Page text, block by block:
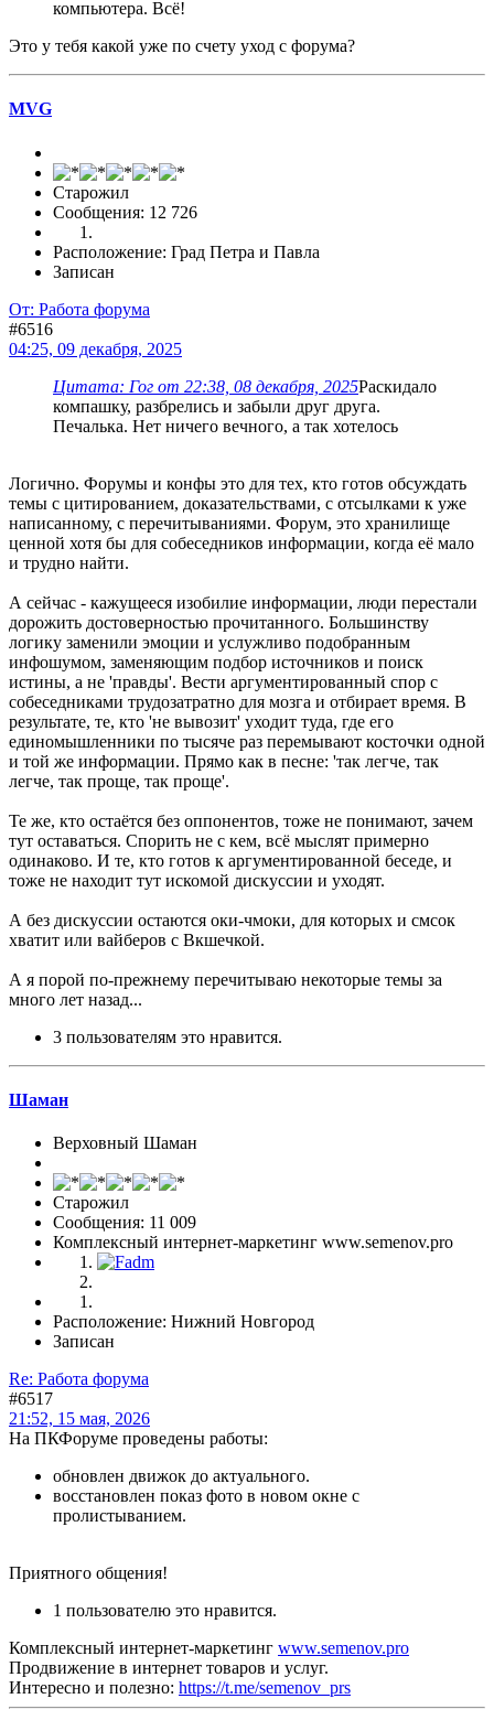
компьютера. Всё!
Это у тебя какой уже по счету уход с форума?
MVG
Старожил
Сообщения: 12 726
Расположение: Град Петра и Павла
Записан
От: Работа форума
#6516
04:25, 09 декабря, 2025
Цитата: Гог от 22:38, 08 декабря, 2025Раскидало
компашку, разбрелись и забыли друг друга.
Печалька. Нет ничего вечного, а так хотелось
Логично. Форумы и конфы это для тех, кто готов обсуждать
темы с цитированием, доказательствами, с отсылками к уже
написанному, с перечитываниями. Форум, это хранилище
ценной хотя бы для собеседников информации, когда её мало
и трудно найти.
А сейчас - кажущееся изобилие информации, люди перестали
дорожить достоверностью прочитанного. Большинству
логику заменили эмоции и услужливо подобранным
инфошумом, заменяющим подбор источников и поиск
истины, а не 'правды'. Вести аргументированный спор с
собеседниками трудозатратно для мозга и отбирает время. В
результате, те, кто 'не вывозит' уходит туда, где его
единомышленники по тысяче раз перемывают косточки одной
и той же информации. Прямо как в песне: 'так легче, так
легче, так проще, так проще'.
Те же, кто остаётся без оппонентов, тоже не понимают, зачем
тут оставаться. Спорить не с кем, всё мыслят примерно
одинаково. И те, кто готов к аргументированной беседе, и
тоже не находит тут искомой дискуссии и уходят.
А без дискуссии остаются оки-чмоки, для которых и смсок
хватит или вайберов с Вкшечкой.
А я порой по-прежнему перечитываю некоторые темы за
много лет назад...
3 пользователям это нравится.
Шаман
Верховный Шаман
Старожил
Сообщения: 11 009
Комплексный интернет-маркетинг www.semenov.pro
Расположение: Нижний Новгород
Записан
Re: Работа форума
#6517
21:52, 15 мая, 2026
На ПКФоруме проведены работы:
обновлен движок до актуального.
восстановлен показ фото в новом окне с
пролистыванием.
Приятного общения!
1 пользователю это нравится.
Комплексный интернет-маркетинг www.semenov.pro
Продвижение в интернет товаров и услуг.
Интересно и полезно: https://t.me/semenov_prs